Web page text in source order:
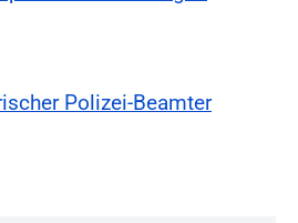
Polizei-Beamter